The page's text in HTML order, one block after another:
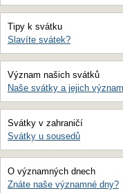
Tipy k svátku
Slavíte svátek?
Význam našich svátků
Naše svátky a jejich
Svátky v zahraničí
Svátky u sousedů
O významných dnech
Znáte naše významné dny?